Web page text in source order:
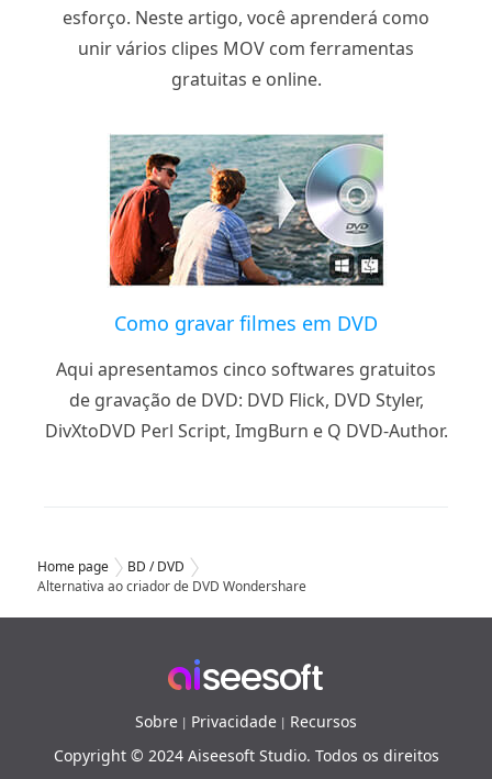
esforço. Neste artigo, você aprenderá como
unir vários clipes MOV com ferramentas
gratuitas e online.
Como gravar filmes em DVD
Aqui apresentamos cinco softwares gratuitos
de gravação de DVD: DVD Flick, DVD Styler,
DivXtoDVD Perl Script, ImgBurn e Q DVD-Author.
Home page
BD / DVD
Alternativa ao criador de DVD Wondershare
Sobre | Privacidade | Recursos
Copyright © 2024 Aiseesoft Studio. Todos os direitos